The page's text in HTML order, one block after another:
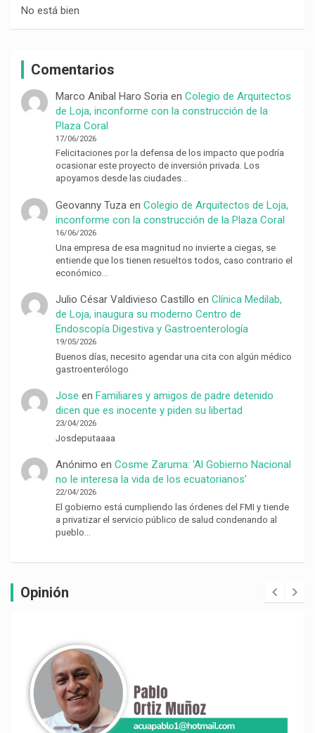
No está bien
Comentarios
Marco Anibal Haro Soriaen Colegio de Arquitectos
de Loja, inconforme con la construcción de la
Plaza Coral
17/06/2026
Felicitaciones por la defensa de los impacto que podría
ocasionar este proyecto de inversión privada. Los
apoyamos desde las ciudades…
Geovanny Tuzaen Colegio de Arquitectos de Loja,
inconforme con la construcción de la Plaza Coral
16/06/2026
Una empresa de esa magnitud no invierte a ciegas, se
entiende que los tienen resueltos todos, caso contrario el
económico…
Julio César Valdivieso Castillo en Clínica Medilab,
de Loja, inaugura su moderno Centro de
Endoscopía Digestiva y Gastroenterología
19/05/2026
Buenos días, necesito agendar una cita con algún médico
gastroenterólogo
Jose en Familiares y amigos de padre detenido
dicen que es inocente y piden su libertad
23/04/2026
Josdeputaaaa
Anónimo en Cosme Zaruma: ‘Al Gobierno Nacional
no le interesa la vida de los ecuatorianos’
22/04/2026
El gobierno está cumpliendo las órdenes del FMI y tiende
a privatizar el servicio público de salud condenando al
pueblo…
Opinión